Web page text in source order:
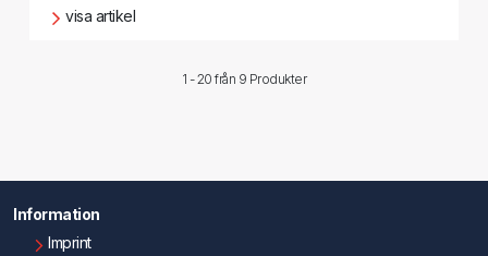
visa artikel
1 - 20 från 9 Produkter
Information
Imprint